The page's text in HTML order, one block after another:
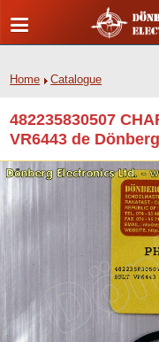
Home Catalogue
482235830507
VR6443 de Dönberg